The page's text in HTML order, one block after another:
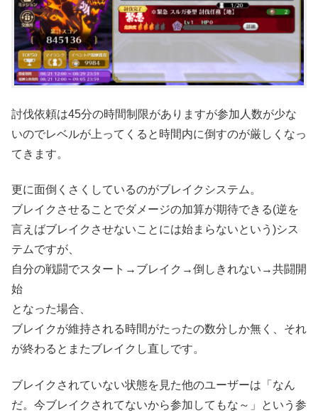
討伐依頼は45分の時間制限がありますが参加人数が少な
いのでレベルが上ってくると時間内に倒すのが厳しくなっ
てきます。
更に面倒くさくしているのがブレイクシステム。
ブレイクさせることでダメージの加算が期待できる(逆を
言えばブレイクさせないことには始まらないという)シス
テムですが、
自分の戦闘でスタート→ブレイク→倒しきれない→共闘開
始
となった場合、
ブレイクが維持される時間がたったの数分しか無く、それ
が終わるとまたブレイクし直しです。
ブレイクされていない状態を見た他のユーザーは「なん
だ。今ブレイクされてないから参加してもな～」という参